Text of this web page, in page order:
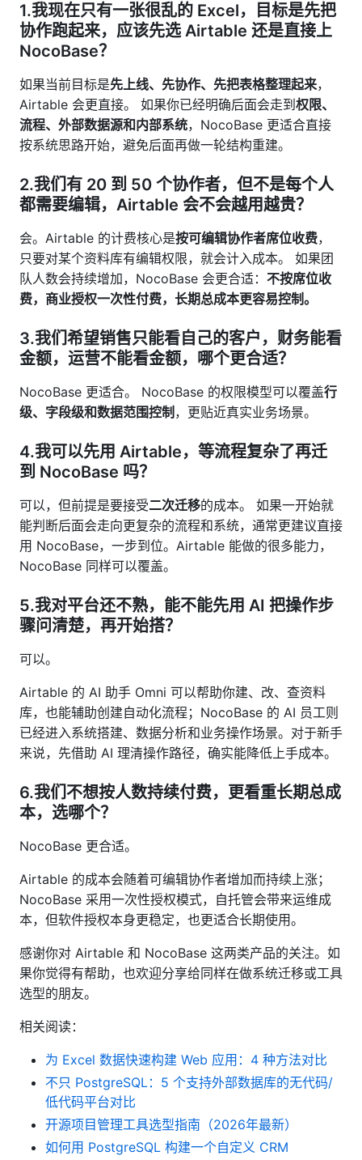
1.我现在只有一张很乱的 Excel，目标是先把
协作跑起来，应该先选 Airtable 还是直接上
NocoBase？
如果当前目标是先上线、先协作、先把表格整理起来，
Airtable 会更直接。 如果你已经明确后面会走到权限、
流程、外部数据源和内部系统，NocoBase 更适合直接
按系统思路开始，避免后面再做一轮结构重建。
2.我们有 20 到 50 个协作者，但不是每个人
都需要编辑，Airtable 会不会越用越贵？
会。Airtable 的计费核心是按可编辑协作者席位收费，
只要对某个资料库有编辑权限，就会计入成本。 如果团
队人数会持续增加，NocoBase 会更合适： 不按席位收
费，商业授权一次性付费，长期总成本更容易控制。
3.我们希望销售只能看自己的客户，财务能看
金额，运营不能看金额，哪个更合适？
NocoBase 更适合。 NocoBase 的权限模型可以覆盖行
级、字段级和数据范围控制 ，更贴近真实业务场景。
4.我可以先用 Airtable，等流程复杂了再迁
到 NocoBase 吗？
可以，但前提是要接受二次迁移的成本。 如果一开始就
能判断后面会走向更复杂的流程和系统，通常更建议直接
用 NocoBase，一步到位。Airtable 能做的很多能力，
NocoBase 同样可以覆盖。
5.我对平台还不熟，能不能先用 AI 把操作步
骤问清楚，再开始搭？
可以。
Airtable 的 AI 助手 Omni 可以帮助你建、改、查资料
库，也能辅助创建自动化流程；NocoBase 的 AI 员工则
已经进入系统搭建、数据分析和业务操作场景。对于新手
来说，先借助 AI 理清操作路径，确实能降低上手成本。
6.我们不想按人数持续付费，更看重长期总成
本，选哪个？
NocoBase 更合适。
Airtable 的成本会随着可编辑协作者增加而持续上涨；
NocoBase 采用一次性授权模式，自托管会带来运维成
本，但软件授权本身更稳定，也更适合长期使用。
感谢你对 Airtable 和 NocoBase 这两类产品的关注。如
果你觉得有帮助，也欢迎分享给同样在做系统迁移或工具
选型的朋友。
相关阅读：
为 Excel 数据快速构建 Web 应用：4 种方法对比
不只 PostgreSQL：5 个支持外部数据库的无代码/
低代码平台对比
开源项目管理工具选型指南（2026年最新）
如何用 PostgreSQL 构建一个自定义 CRM